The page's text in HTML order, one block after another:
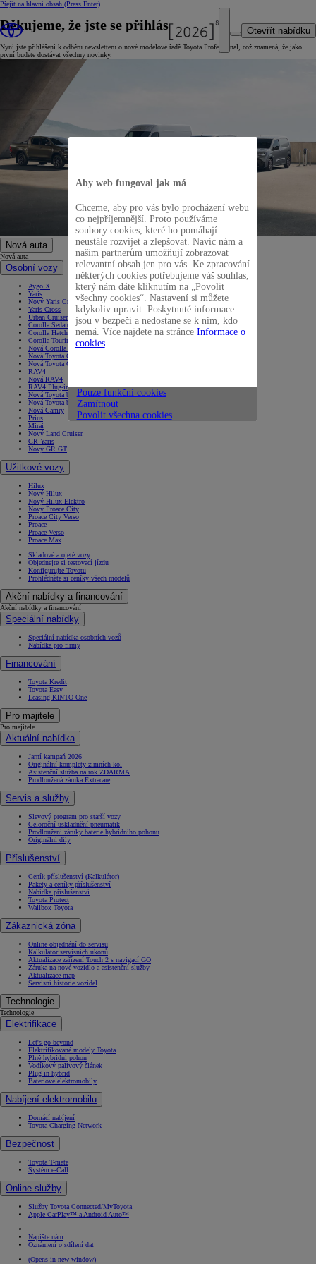
Přejít na hlavní obsah (Press Enter)
Otevřít nabídku
Děkujeme, že jste se přihlásili
Nyní jste přihlášeni k odběru newsletteru o nové modelové řadě Toyota Professional, což znamená, že jako
první budete dostávat všechny novinky.
Nová auta
Nová auta
Osobní vozy
Aygo X
Yaris
Nový Yaris Cross
Yaris Cross
Urban Cruiser
Corolla Sedan
Corolla Hatchback
Corolla Touring Sports
Nová Corolla Cross
Nová Toyota C-HR
Nová Toyota C-HR+
RAV4
Nová RAV4
RAV4 Plug-in
Nová Toyota bZ4X
Nová Toyota bZ4X Touring
Nová Camry
Prius
Mirai
Nový Land Cruiser
GR Yaris
Nový GR GT
Užitkové vozy
Hilux
Nový Hilux
Nový Hilux Elektro
Nový Proace City
Proace City Verso
Proace
Proace Verso
Proace Max
Skladové a ojeté vozy
Objednejte si testovací jízdu
Konfigurujte Toyotu
Prohlédněte si ceníky všech modelů
Akční nabídky a financování
Akční nabídky a financování
Speciální nabídky
Speciální nabídka osobních vozů
Nabídka pro firmy
Financování
Toyota Kredit
Toyota Easy
Leasing KINTO One
Pro majitele
Pro majitele
Aktuální nabídka
Jarní kampaň 2026
Originální komplety zimních kol
Asistenční služba na rok ZDARMA
Prodloužená záruka Extracare
Servis a služby
Slevový program pro starší vozy
Celoroční uskladnění pneumatik
Prodloužení záruky baterie hybridního pohonu
Originální díly
Příslušenství
Ceník příslušenství (Kalkulátor)
Pakety a ceníky příslušenství
Nabídka příslušenství
Toyota Protect
Wallbox Toyota
Zákaznická zóna
Online objednání do servisu
Kalkulátor servisních úkonů
Aktualizace zařízení Touch 2 s navigací GO
Záruka na nové vozidlo a asistenční služby
Aktualizace map
Servisní historie vozidel
Technologie
Technologie
Elektrifikace
Let's go beyond
Elektrifikované modely Toyota
Plně hybridní pohon
Vodíkový palivový článek
Plug-in hybrid
Bateriové elektromobily
Nabíjení elektromobilu
Domácí nabíjení
Toyota Charging Network
Bezpečnost
Toyota T-mate
Systém e-Call
Online služby
Služby Toyota Connected/MyToyota
Apple CarPlay™ a Android Auto™
Napište nám
Oznámení o sdílení dat
(Opens in new window)
Aby web fungoval jak má
Chceme, aby pro vás bylo procházení webu
co nejpříjemnější. Proto používáme
soubory cookies, které ho pomáhají
neustále rozvíjet a zlepšovat. Navíc nám a
našim partnerům umožňují zobrazovat
relevantní obsah jen pro vás. Ke zpracování
některých cookies potřebujeme váš souhlas,
který nám dáte kliknutím na „Povolit
všechny cookies“. Nastavení si můžete
kdykoliv upravit. Poskytnuté informace
jsou v bezpečí a nedostane se k nim, kdo
nemá. Více najdete na stránce Informace o
cookies.
Pouze funkční cookies
Zamítnout
Povolit všechna cookies